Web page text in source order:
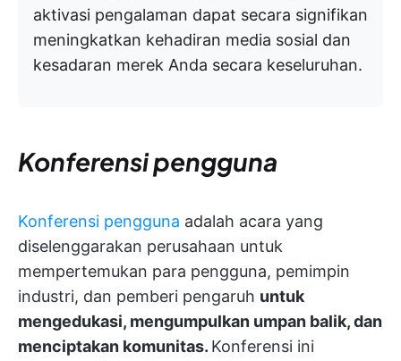
aktivasi pengalaman dapat secara signifikan
meningkatkan kehadiran media sosial dan
kesadaran merek Anda secara keseluruhan.
Konferensi pengguna
Konferensi pengguna adalah acara yang
diselenggarakan perusahaan untuk
mempertemukan para pengguna, pemimpin
industri, dan pemberi pengaruh untuk
mengedukasi, mengumpulkan umpan balik, dan
menciptakan komunitas. Konferensi ini